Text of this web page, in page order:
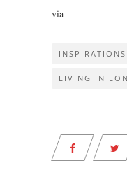
via
INSPIRATIONS
LIVING IN